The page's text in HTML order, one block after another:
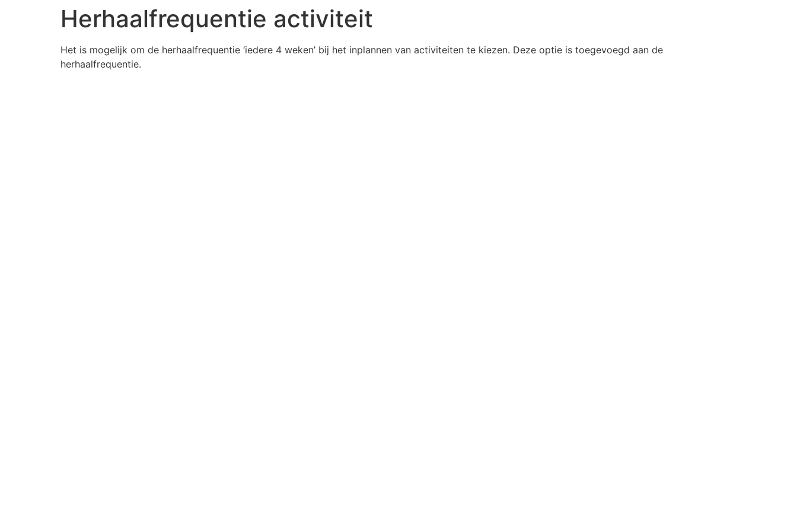
Herhaalfrequentie activiteit
Het is mogelijk om de herhaalfrequentie ‘iedere 4 weken’ bij het inplannen van activiteiten te kiezen. Deze optie is toegevoegd aan de
herhaalfrequentie.